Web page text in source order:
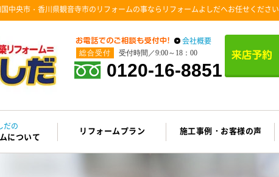
中央市・香川県観音寺市のリフォームの事ならリフォームよしだへお任せください
会社概要
総合受付 受付時間／9:00～18：00
0120-16-8851
だの
について
リフォームプラン 施工事例・お客様の声